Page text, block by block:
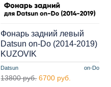
Datsun on-Do
Фонарь задний левый
Datsun on-Do (2014-2019)
KUZOVIK
13800 руб. 6700 руб.